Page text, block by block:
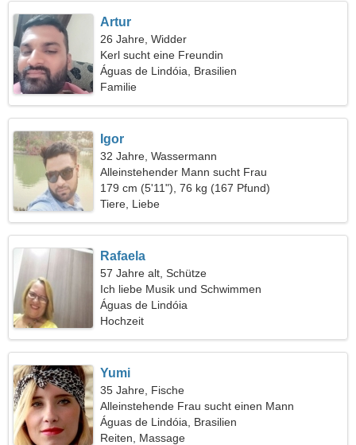
Artur
26 Jahre, Widder
Kerl sucht eine Freundin
Águas de Lindóia, Brasilien
Familie
Igor
32 Jahre, Wassermann
Alleinstehender Mann sucht Frau
179 cm (5'11"), 76 kg (167 Pfund)
Tiere, Liebe
Rafaela
57 Jahre alt, Schütze
Ich liebe Musik und Schwimmen
Águas de Lindóia
Hochzeit
Yumi
35 Jahre, Fische
Alleinstehende Frau sucht einen Mann
Águas de Lindóia, Brasilien
Reiten, Massage